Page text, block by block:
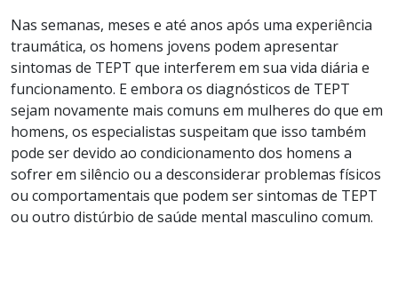
Nas semanas, meses e até anos após uma experiência
traumática, os homens jovens podem apresentar
sintomas de TEPT que interferem em sua vida diária e
funcionamento. E embora os diagnósticos de TEPT
sejam novamente mais comuns em mulheres do que em
homens, os especialistas suspeitam que isso também
pode ser devido ao condicionamento dos homens a
sofrer em silêncio ou a desconsiderar problemas físicos
ou comportamentais que podem ser sintomas de TEPT
ou outro distúrbio de saúde mental masculino comum.